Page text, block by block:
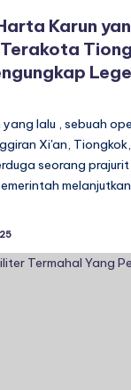
Karun
yang lalu , sebuah
Xi'an,
seorang